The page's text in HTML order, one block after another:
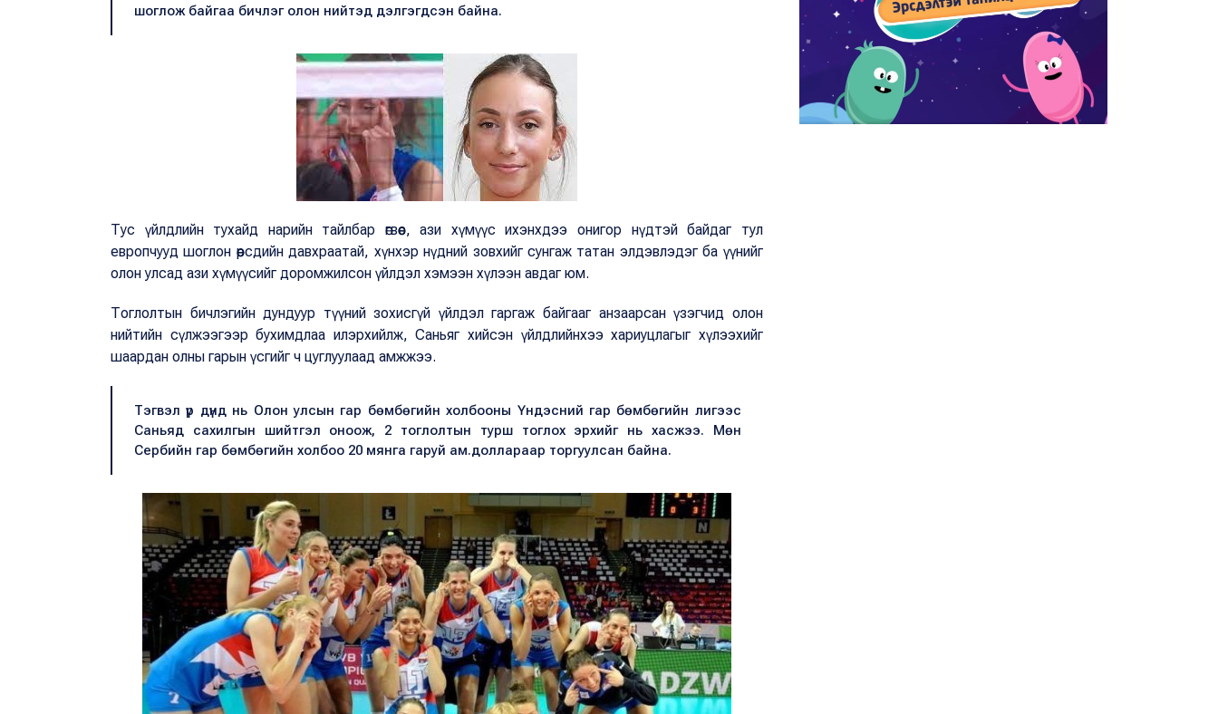
шоглож байгаа бичлэг олон нийтэд дэлгэгдсэн байна.
Тус үйлдлийн тухайд нарийн тайлбар өгвөөс, ази хүмүүс ихэнхдээ онигор нүдтэй байдаг тул
европчууд шоглон өөрсдийн давхраатай, хүнхэр нүдний зовхийг сунгаж татан элдэвлэдэг ба үүнийг
олон улсад ази хүмүүсийг доромжилсон үйлдэл хэмээн хүлээн авдаг юм.
Тоглолтын бичлэгийн дундуур түүний зохисгүй үйлдэл гаргаж байгааг анзаарсан үзэгчид олон
нийтийн сүлжээгээр бухимдлаа илэрхийлж, Саньяг хийсэн үйлдлийнхээ хариуцлагыг хүлээхийг
шаардан олны гарын үсгийг ч цуглуулаад амжжээ.
Тэгвэл үр дүнд нь Олон улсын гар бөмбөгийн холбооны Үндэсний гар бөмбөгийн лигээс
Саньяд сахилгын шийтгэл оноож, 2 тоглолтын турш тоглох эрхийг нь хасжээ. Мөн
Сербийн гар бөмбөгийн холбоо 20 мянга гаруй ам.доллараар торгуулсан байна.